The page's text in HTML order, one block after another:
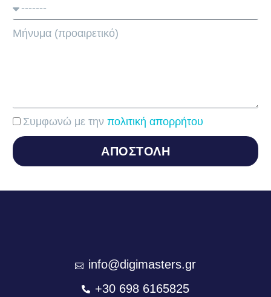
Μήνυμα (προαιρετικό)
Συμφωνώ με την πολιτική απορρήτου
ΑΠΟΣΤΟΛΗ
info@digimasters.gr
+30 698 6165825